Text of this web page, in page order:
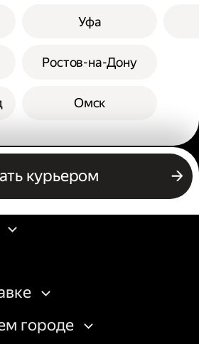
Уфа
Ростов-на-Дону
Омск
курьером
Россия
городе